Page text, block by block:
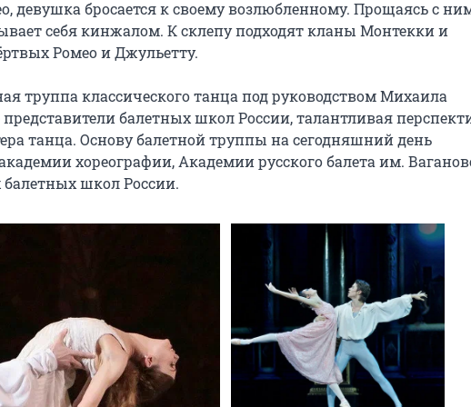
девушка бросается к своему возлюбленному. Прощаясь с
себя кинжалом. К склепу подходят кланы Монтекки и
Ромео и Джульетту.
труппа классического танца под руководством Михаила
балетных школ России, талантливая
танца. Основу балетной труппы на сегодняшний день
хореографии, Академии русского балета им.
балетных школ России.